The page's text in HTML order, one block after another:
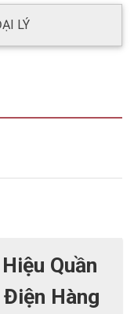
LÝ
Quần
Hàng